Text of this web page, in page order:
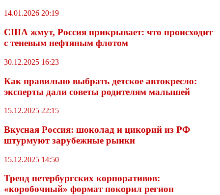
14.01.2026 20:19
США жмут, Россия прикрывает: что происходит
с теневым нефтяным флотом
30.12.2025 16:23
Как правильно выбрать детское автокресло:
эксперты дали советы родителям малышей
15.12.2025 22:15
Вкусная Россия: шоколад и цикорий из РФ
штурмуют зарубежные рынки
15.12.2025 14:50
Тренд петербургских корпоративов:
«коробочный» формат покорил регион